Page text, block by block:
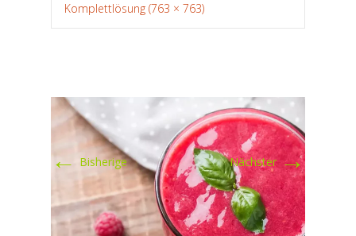
Komplettlösung (763 × 763)
← Bisherige Nächster→